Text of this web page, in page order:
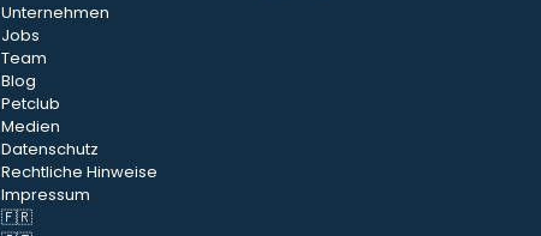
Unternehmen
Jobs
Team
Blog
Petclub
Medien
Datenschutz
Rechtliche Hinweise
Impressum
🇫🇷